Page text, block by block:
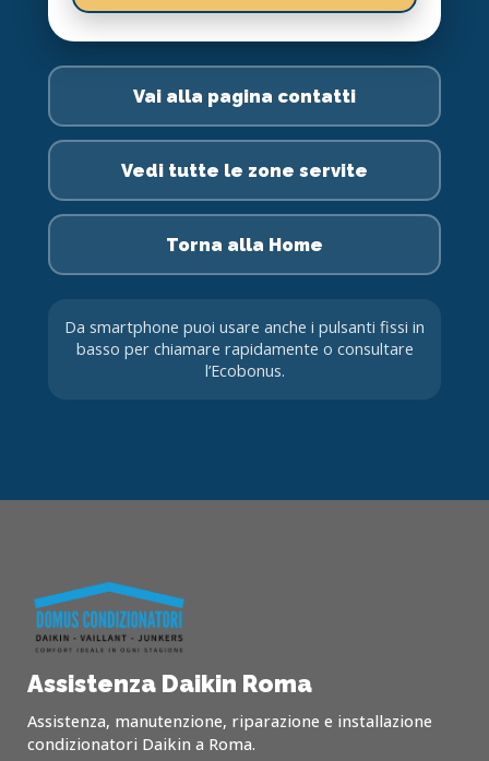
Vai alla pagina contatti
Vedi tutte le zone servite
Torna alla Home
Da smartphone puoi usare anche i pulsanti fissi in
basso per chiamare rapidamente o consultare
l’Ecobonus.
Assistenza Daikin Roma
Assistenza, manutenzione, riparazione e installazione
condizionatori Daikin a Roma.